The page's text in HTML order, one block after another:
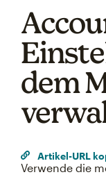
dem
Artikel-URL
Verwende die